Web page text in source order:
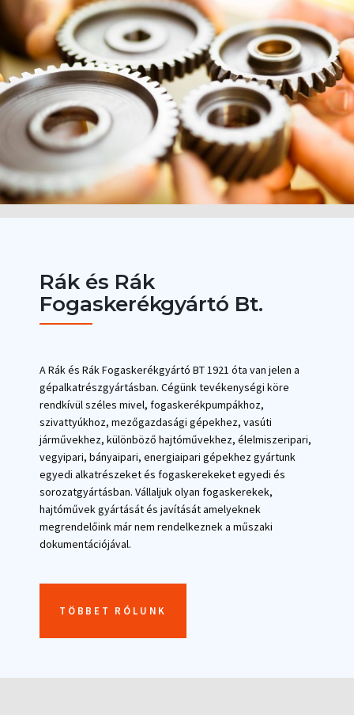
Rák és Rák
Fogaskerékgyártó Bt.
A Rák és Rák Fogaskerékgyártó BT 1921 óta van jelen a
gépalkatrészgyártásban. Cégünk tevékenységi köre
rendkívül széles mivel, fogaskerékpumpákhoz,
szivattyúkhoz, mezőgazdasági gépekhez, vasúti
járművekhez, különböző hajtóművekhez, élelmiszeripari,
vegyipari, bányaipari, energiaipari gépekhez gyártunk
egyedi alkatrészeket és fogaskerekeket egyedi és
sorozatgyártásban. Vállaljuk olyan fogaskerekek,
hajtóművek gyártását és javítását amelyeknek
megrendelőink már nem rendelkeznek a műszaki
dokumentációjával.
TÖBBET RÓLUNK